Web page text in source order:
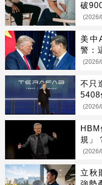
破
頭
(2026/
美中
警：
(2026/
不只
5408
(2026/
規」
開始
(2026/
立秋